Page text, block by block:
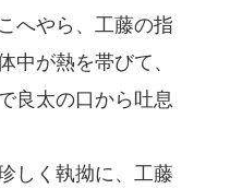
へやら、工藤の指
中が熱を帯びて、
良太の口から吐息
しく執拗に、工藤